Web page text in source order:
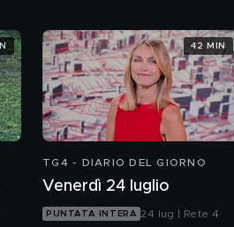
TG4 - DIARIO DEL GIORNO
Venerdì 24 luglio
PUNTATA INTERA 24 lug | Rete 4
42 MIN